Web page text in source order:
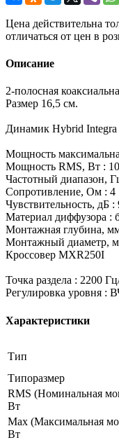
Цена действительна
отличаться от цен в
Описание
2-полосная
Размер 16,5 см.
Динамик Hybrid Integra
Мощность
Мощность RMS, Вт :
Частотный диапазон,
Сопротивление, Ом : 4
Чувствительность, дБ :
Материал диффузора :
Монтажная глубина,
Монтажный диаметр,
Кроссовер MXR250I
Точка раздела : 2200
Регулировка уровня :
Характеристики
Тип
Типоразмер
RMS (Номинальная
Вт
Max (Максимальная
Вт